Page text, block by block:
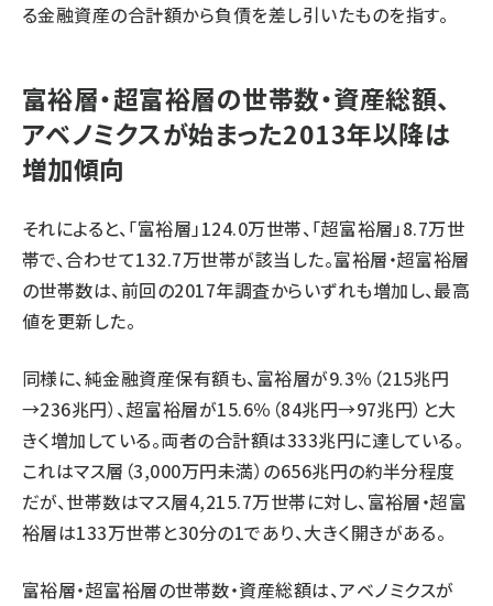
る金融資産の合計額から負債を差し引いたものを指す。
富裕層・超富裕層の世帯数・資産総額、
アベノミクスが始まった2013年以降は
増加傾向
それによると、「富裕層」124.0万世帯、「超富裕層」8.7万世
帯で、合わせて132.7万世帯が該当した。富裕層・超富裕層
の世帯数は、前回の2017年調査からいずれも増加し、最高
値を更新した。
同様に、純金融資産保有額も、富裕層が9.3％（215兆円
→236兆円）、超富裕層が15.6％（84兆円→97兆円）と大
きく増加している。両者の合計額は333兆円に達している。
これはマス層（3,000万円未満）の656兆円の約半分程度
だが、世帯数はマス層4,215.7万世帯に対し、富裕層・超富
裕層は133万世帯と30分の1であり、大きく開きがある。
富裕層・超富裕層の世帯数・資産総額は、アベノミクスが